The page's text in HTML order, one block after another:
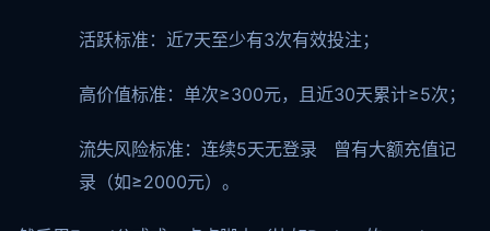
活跃标准：近7天至少有3次有效投注；
高价值标准：单次≥300元，且近30天累计≥5次；
流失风险标准：连续5天无登录 曾有大额充值记
录（如≥2000元）。